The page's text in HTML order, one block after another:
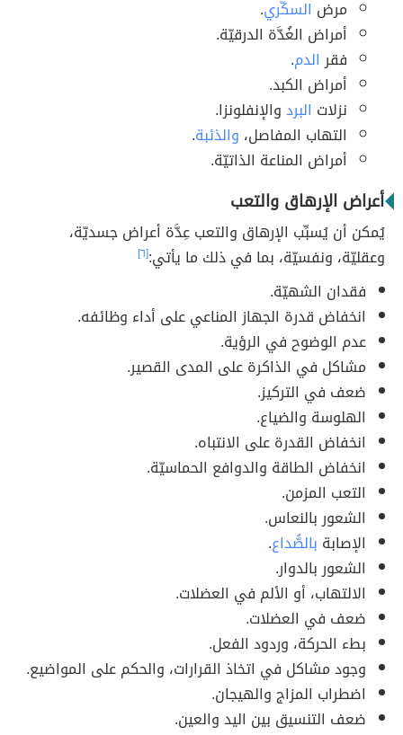
مرض السكَّري.
أمراض الغُدَّة الدرقيّة.
فقرالدم.
أمراض الكبد.
نزلات البردوالإنفلونزا.
التهاب المفاصل، والذئبة.
أمراض المناعة الذاتيّة.
أعراض الإرهاق والتعب
يُمكن أن يُسبِّب الإرهاق والتعب عِدَّة أعراض جسديّة،
وعقليّة، ونفسيّة، بما في ذلك ما يأتي:[٦]
فقدان الشهيّة.
انخفاض قدرة الجهاز المناعي على أداء وظائفه.
عدم الوضوح في الرؤية.
مشاكل في الذاكرة على المدى القصير.
ضعف في التركيز.
الهلوسة والضياع.
انخفاض القدرة على الانتباه.
انخفاض الطاقة والدوافع الحماسيّة.
التعب المزمن.
الشعور بالنعاس.
الإصابة بالصُّداع.
الشعور بالدوار.
الالتهاب، أو الألم في العضلات.
ضعف في العضلات.
بطء الحركة، وردود الفعل.
وجود مشاكل في اتخاذ القرارات، والحكم على المواضيع.
اضطراب المزاج والهيجان.
ضعف التنسيق بين اليد والعين.